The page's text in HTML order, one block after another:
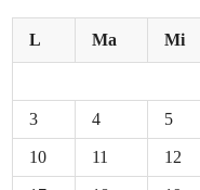
L Ma Mi
3 4 5
10 11 12